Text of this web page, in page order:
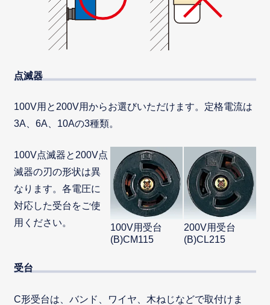
点滅器
100V用と200V用からお選びいただけます。定格電流は
3A、6A、10Aの3種類。
100V点滅器と200V点
滅器の刃の形状は異
なります。各電圧に
対応した受台をご使
用ください。
100V用受台
(B)CM115
200V用受台
(B)CL215
受台
C形受台は、バンド、ワイヤ、木ねじなどで取付けま